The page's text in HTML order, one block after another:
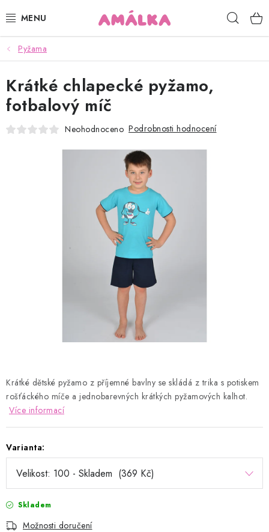
na
KOJENECKÉ, DĚTSKÉ OBLEČENÍ
ČEPICE, RUKAVICE, NÁKRČNÍKY
OSUŠKY, BRYNDÁKY, DEKY, DOPLŇKY
HODNOCENÍ OBCHODU
Proč AMÁLKA?
Doprava a platba
Postup pro vrácení a výměnu
Obchodní podmínky
Podmínky ochrany osobních údajů
Pyžama
Krátké dětské pyžamo z příjemné bavlny se skládá z trika s potiskem
rošťáckého míče a jednobarevných krátkých pyžamových kalhot.
Více informací
Varianta:
Skladem
Možnosti doručení
Krátké chlapecké pyžamo,
fotbalový míč
Neohodnoceno Podrobnosti hodnocení